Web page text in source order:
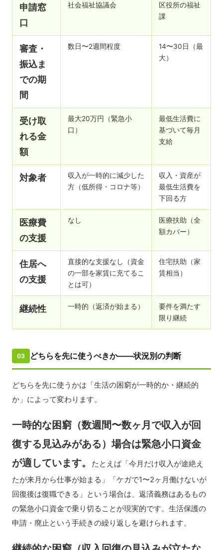
申請窓
口
社会福祉協議会
区役所の福祉
課
審査・
振込ま
での期
間
数日〜2週間程度
14〜30日（最
大）
受け取
れる金
額
最大20万円（緊急小
口）
最低生活費に
基づいて毎月
支給
対象者
収入が一時的に減少した
方（低所得・コロナ等）
収入・資産が
最低生活費を
下回る方
医療費
の支援
なし
医療扶助（全
額カバー）
住居へ
の支援
直接的な支援なし（資金
の一部を家賃に充てるこ
とは可）
住宅扶助（家
賃相当）
継続性 一時的（返済が始まる）
要件を満たす
限り継続
03 どちらを先に使うべきか——状況別の判断
どちらを先に使うかは「生活の困窮が一時的か・継続的
か」によって変わります。
一時的な困窮（数週間〜数ヶ月で収入が回
復する見込みがある）場合は緊急小口資金
が適しています。
たとえば「今月だけ収入が途絶え
たが来月から仕事が始まる」「ケガで1〜2ヶ月働けないが
回復後は復職できる」という場合は、返済義務はあるもの
の緊急小口資金で乗り切ることが現実的です。生活保護の
申請・廃止という手続きの繰り返しを避けられます。